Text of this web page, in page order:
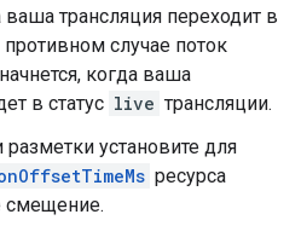
ваша трансляция переходит в
противном случае поток
когда ваша
в статус live трансляции.
установите для
ресурса
смещение.